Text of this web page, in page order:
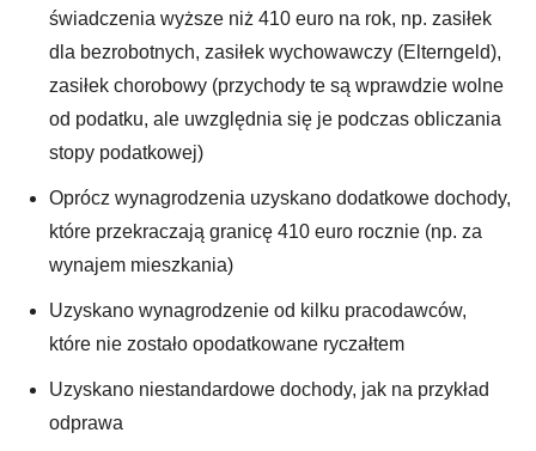
świadczenia wyższe niż 410 euro na rok, np. zasiłek
dla bezrobotnych, zasiłek wychowawczy (Elterngeld),
zasiłek chorobowy (przychody te są wprawdzie wolne
od podatku, ale uwzględnia się je podczas obliczania
stopy podatkowej)
Oprócz wynagrodzenia uzyskano dodatkowe dochody,
które przekraczają granicę 410 euro rocznie (np. za
wynajem mieszkania)
Uzyskano wynagrodzenie od kilku pracodawców,
które nie zostało opodatkowane ryczałtem
Uzyskano niestandardowe dochody, jak na przykład
odprawa